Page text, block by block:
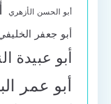
أبو الحسن الأزهري
أبو جعفر
أبو عبيدة
أبو عمر